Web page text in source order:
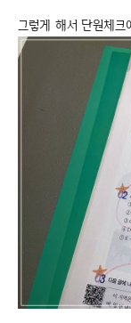
그렇게 해서 단원체